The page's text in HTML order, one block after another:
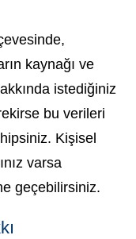
kaynağı ve
istediğiniz
bu verileri
Kişisel
varsa
geçebilirsiniz.